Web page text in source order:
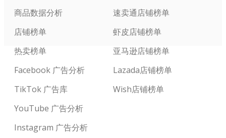
商品数据分析
店铺榜单
热卖榜单
Facebook 广告分析
TikTok 广告库
YouTube 广告分析
Instagram 广告分析
速卖通店铺榜单
虾皮店铺榜单
亚马逊店铺榜单
Lazada店铺榜单
Wish店铺榜单